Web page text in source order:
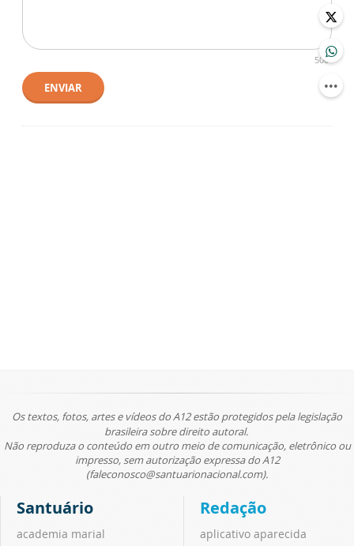
500
ENVIAR
Os textos, fotos, artes e vídeos do A12 estão protegidos pela legislação
brasileira sobre direito autoral.
Não reproduza o conteúdo em outro meio de comunicação, eletrônico ou
impresso, sem autorização expressa do A12
(faleconosco@santuarionacional.com).
Santuário
academia marial
Redação
aplicativo aparecida